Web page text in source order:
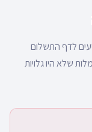
לדף התשלום
שלא היו גלויות